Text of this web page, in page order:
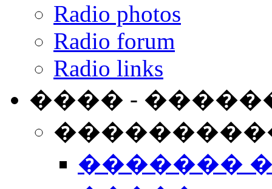
Radio photos
Radio forum
Radio links
���� -
�������